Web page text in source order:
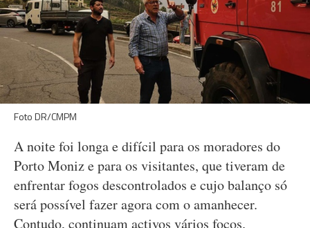
Foto DR/CMPM
A noite foi longa e difícil para os moradores do
Porto Moniz e para os visitantes, que tiveram de
enfrentar fogos descontrolados e cujo balanço só
será possível fazer agora com o amanhecer.
Contudo, continuam activos vários focos.